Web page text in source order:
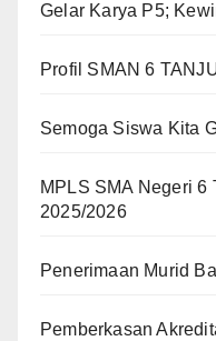
Gelar Karya P5;
Profil SMAN 6
Semoga Siswa Kita
MPLS SMA Negeri 6
2025/2026
Penerimaan Murid
Pemberkasan